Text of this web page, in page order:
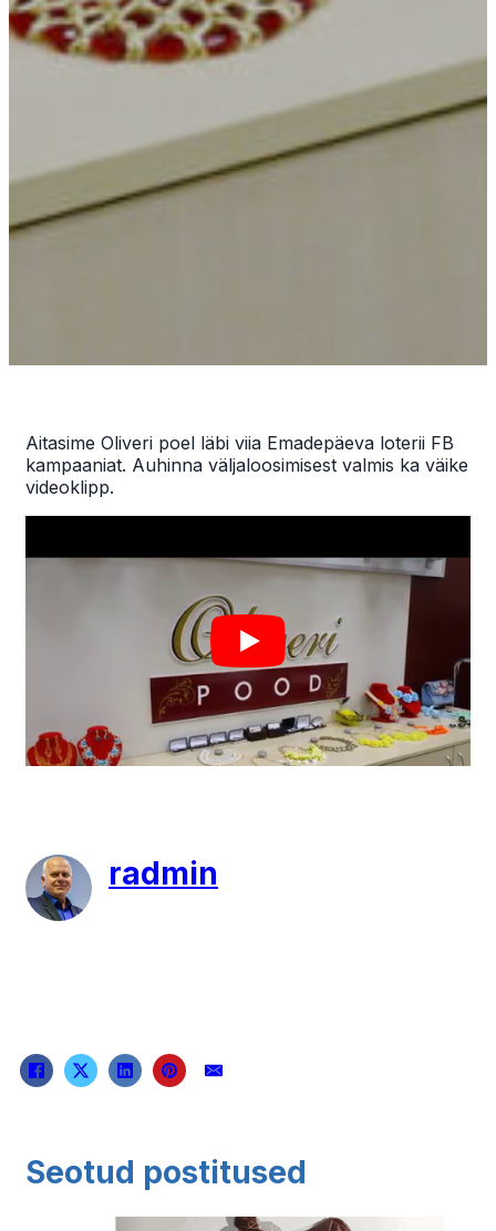
Aitasime Oliveri poel läbi viia Emadepäeva loterii FB
kampaaniat. Auhinna väljaloosimisest valmis ka väike
videoklipp.
radmin
Seotud postitused